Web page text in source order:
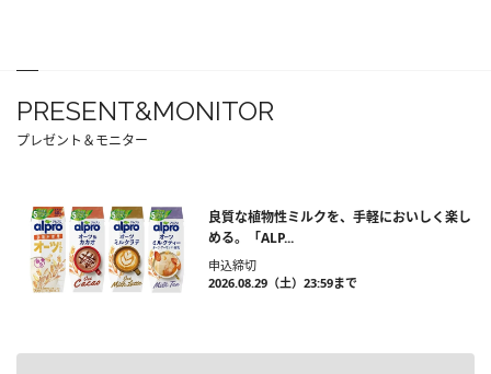
PRESENT&MONITOR
プレゼント＆モニター
良質な植物性ミルクを、手軽においしく楽し
める。「ALP...
申込締切
2026.08.29（土）23:59まで